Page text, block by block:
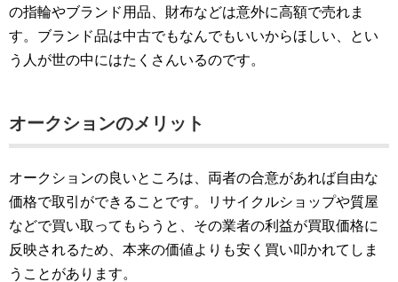
の指輪やブランド用品、財布などは意外に高額で売れま
す。ブランド品は中古でもなんでもいいからほしい、とい
う人が世の中にはたくさんいるのです。
オークションのメリット
オークションの良いところは、両者の合意があれば自由な
価格で取引ができることです。リサイクルショップや質屋
などで買い取ってもらうと、その業者の利益が買取価格に
反映されるため、本来の価値よりも安く買い叩かれてしま
うことがあります。